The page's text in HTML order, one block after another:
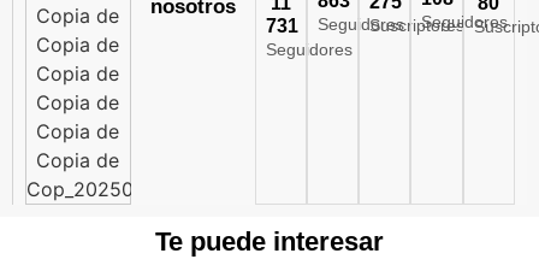
nosotros
731
Seguidores
SeguidoresSuscriptoresSeguidores
Te puede interesar